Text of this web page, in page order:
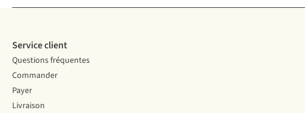
Service client
Questions fréquentes
Commander
Payer
Livraison